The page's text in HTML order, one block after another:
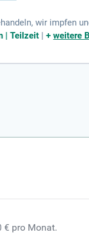
wir impfen
| Teilzeit |+weitere
€ pro Monat.